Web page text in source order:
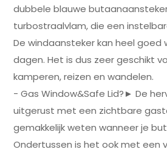
dubbele blauwe
turbostraalvlam, die een
De windaansteker kan heel goed
dagen. Het is dus zeer geschikt
kamperen, reizen en wandelen.
- Gas Window&Safe Lid?► De
uitgerust met een zichtbare
gemakkelijk weten wanneer je
Ondertussen is het ook met een